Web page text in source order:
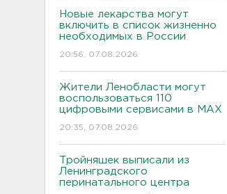
Новые лекарства могут
включить в список жизненно
необходимых в России
20:56, 07.08.2026
Жители Ленобласти могут
воспользоваться 110
цифровыми сервисами в МАХ
20:35, 07.08.2026
Тройняшек выписали из
Ленинградского
перинатального центра